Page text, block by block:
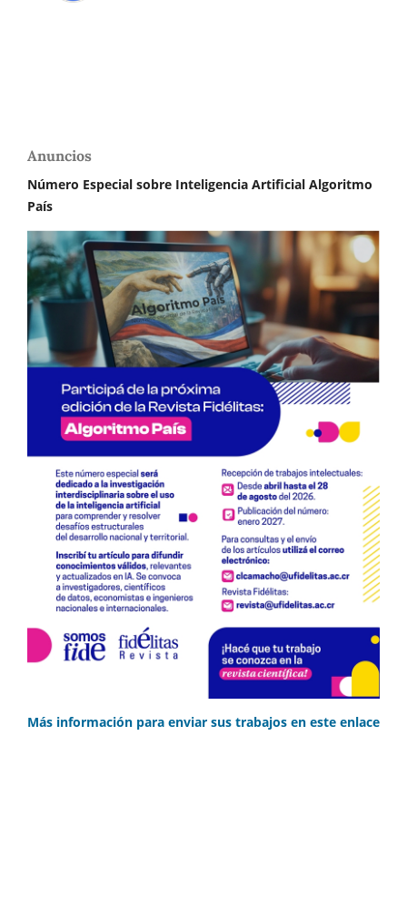
Anuncios
Número Especial sobre Inteligencia Artificial Algoritmo
País
Más información para enviar sus trabajos en este enlace